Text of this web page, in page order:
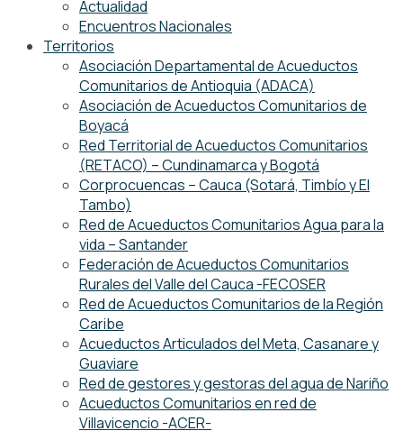
Actualidad
Encuentros Nacionales
Territorios
Asociación Departamental de Acueductos
Comunitarios de Antioquia (ADACA)
Asociación de Acueductos Comunitarios de
Boyacá
Red Territorial de Acueductos Comunitarios
(RETACO) – Cundinamarca y Bogotá
Corprocuencas – Cauca (Sotará, Timbío y El
Tambo)
Red de Acueductos Comunitarios Agua para la
vida – Santander
Federación de Acueductos Comunitarios
Rurales del Valle del Cauca -FECOSER
Red de Acueductos Comunitarios de la Región
Caribe
Acueductos Articulados del Meta, Casanare y
Guaviare
Red de gestores y gestoras del agua de Nariño
Acueductos Comunitarios en red de
Villavicencio -ACER-